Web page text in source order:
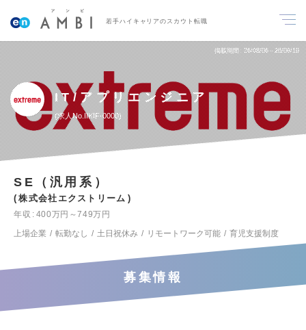
若手ハイキャリアのスカウト転職
掲載期間 26/08/06～26/08/19
IT/アプリエンジニア
求人No.IIKIF-0000
SE（汎用系）
株式会社エクストリーム
年収
400万円～749万円
上場企業
転勤なし 土日祝休み リモートワーク可能 育児支援制度
募集情報